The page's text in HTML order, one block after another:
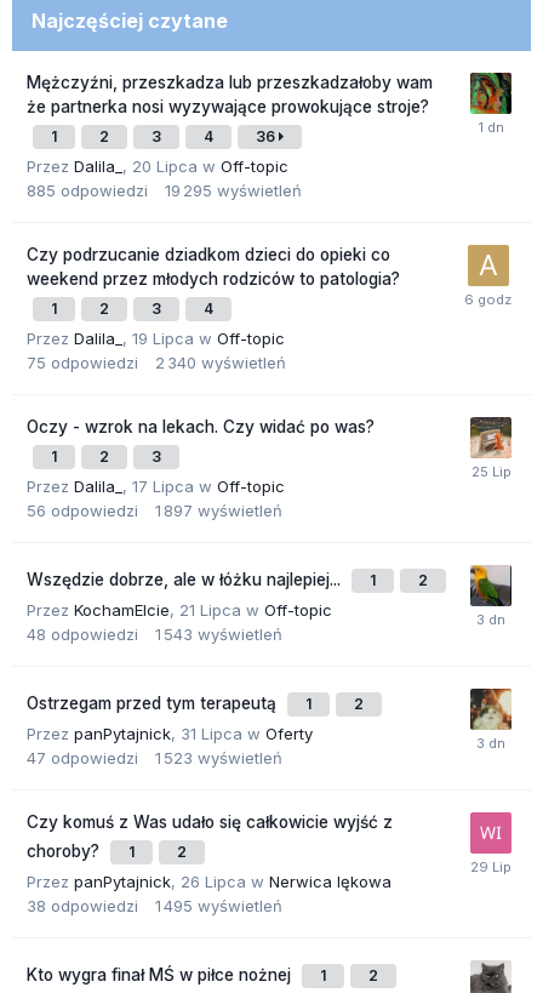
Najczęściej czytane
Mężczyźni, przeszkadza lub przeszkadzałoby wam
że partnerka nosi wyzywające prowokujące stroje?
1 2 3 4 36
Przez Dalila_ , 20 Lipca w Off-topic
885 odpowiedzi 19 295 wyświetleń
Czy podrzucanie dziadkom dzieci do opieki co
weekend przez młodych rodziców to patologia?
1 2 3 4
Przez Dalila_ , 19 Lipca w Off-topic
75 odpowiedzi 2 340 wyświetleń
Oczy - wzrok na lekach. Czy widać po was?
1 2 3
Przez Dalila_ , 17 Lipca w Off-topic
56 odpowiedzi 1 897 wyświetleń
Wszędzie dobrze, ale w łóżku najlepiej... 1 2
Przez KochamElcie, 21 Lipca w Off-topic
48 odpowiedzi 1 543 wyświetleń
Ostrzegam przed tym terapeutą 1 2
Przez panPytajnick, 31 Lipca w Oferty
47 odpowiedzi 1 523 wyświetleń
Czy komuś z Was udało się całkowicie wyjść z
choroby?
1 2
Przez panPytajnick, 26 Lipca w Nerwica lękowa
38 odpowiedzi 1 495 wyświetleń
Kto wygra finał MŚ w piłce nożnej 1 2